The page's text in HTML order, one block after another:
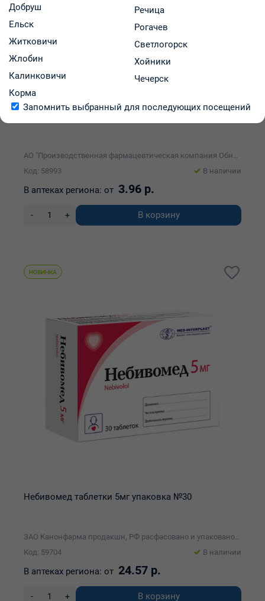
Анаприлин Реневал таблетки 10мг упаковка №112
Код: 58993
В наличии
В аптеках региона: от 3.96 р.
- + В корзину
НОВИНКА
Небивомед таблетки 5мг упаковка №30
Код: 59704
В наличии
В аптеках региона: от 24.57 р.
- + В корзину
Добруш
Ельск
Житковичи
Жлобин
Калинковичи
Корма
Речица
Рогачев
Светлогорск
Хойники
Чечерск
Запомнить выбранный для последующих посещений